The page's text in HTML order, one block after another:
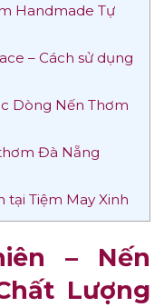
Handmade Tự
– Cách sử dụng
Dòng Nến Thơm
Đà Nẵng
Tiệm May Xinh
– Nến
Lượng